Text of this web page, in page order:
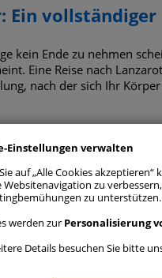
Ein vollständiger
kein Ende zu nehmen
Eine Reise nach
nach der sich Ihr
Einstellungen verwalten
auf „Alle Cookies
Websitenavigation zu
zu unterstützen.
werden zur Personalisierung
Details besuchen Sie bitte
Alle zulassen
Unbedingt erforderliche
Funktionelle Cookies